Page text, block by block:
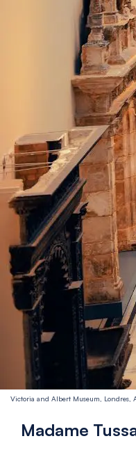
Victoria and Albert Museum, Londres,
Madame